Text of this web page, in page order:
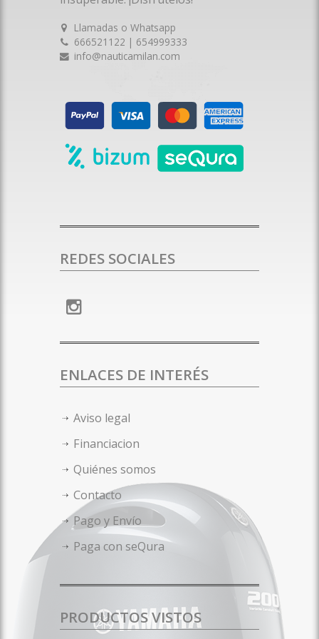
Llamadas o Whatsapp
666521122 | 654999333
info@nauticamilan.com
REDES SOCIALES
ENLACES DE INTERÉS
Aviso legal
Financiacion
Quiénes somos
Contacto
Pago y Envío
Paga con seQura
PRODUCTOS VISTOS